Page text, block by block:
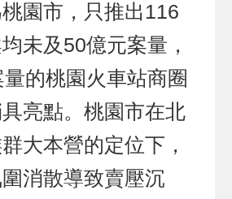
園市，只推出116
未及50億元案量，
的桃園火車站商圈
亮點。桃園市在北
大本營的定位下，
消散導致賣壓沉